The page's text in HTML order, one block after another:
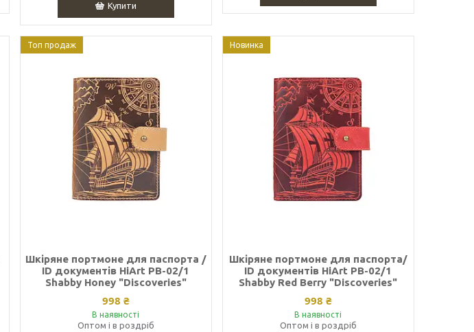
Купити
Топ продаж
Шкіряне портмоне для паспорта /
ID документів HiArt PB-02/1
Shabby Honey "Discoveries"
998 ₴
В наявності
Оптом і в роздріб
Новинка
Шкіряне портмоне для паспорта/
ID документів HiArt PB-02/1
Shabby Red Berry "Discoveries"
998 ₴
В наявності
Оптом і в роздріб